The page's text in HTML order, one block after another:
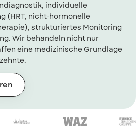
individuelle
(HRT, nicht-hormonelle
strukturiertes Monitoring
Wir behandeln nicht nur
eine medizinische Grundlage